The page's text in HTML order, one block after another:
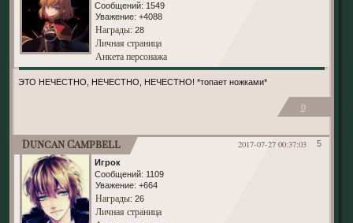
Сообщений: 1549
Уважение: +4088
Награды: 28
Личная страница
Анкета персонажа
ЭТО НЕЧЕСТНО, НЕЧЕСТНО, НЕЧЕСТНО! *топает ножками*
0
5
2017-07-27 00:37:03
Duncan Campbell
Игрок
Сообщений: 1109
Уважение: +664
Награды: 26
Личная страница